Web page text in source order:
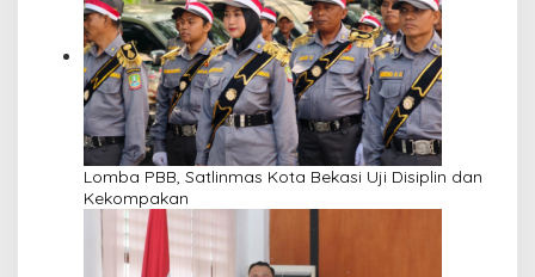
Lomba PBB, Satlinmas Kota Bekasi Uji Disiplin dan
Kekompakan